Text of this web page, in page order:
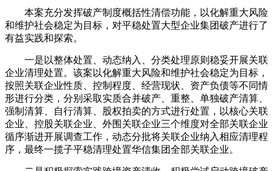
本案充分发挥破产制度概括性清偿功能，以化解重大风险
和维护社会稳定为目标，对平稳处置大型企业集团破产进行了
有益实践和探索。
一是以整体处置、动态纳入、分类处理原则稳妥开展关联
企业清理处置。该案以化解重大风险和维护社会稳定为目标，
按照关联企业性质、控制程度、经营现状、资产负债等不同情
形进行分类，分别采取实质合并破产、重整、单独破产清算、
强制清算、自行清算、股权拍卖的方式进行处置，以核心关联
企业、控股关联企业、外围关联企业三个维度对全部关联企业
循序渐进开展调查工作，动态分批将关联企业纳入相应清理程
序，最终一揽子平稳清理处置华信集团全部关联企业。